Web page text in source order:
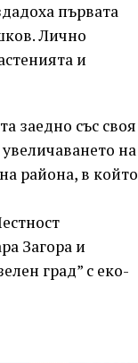
първата
Лично
и
заедно със своя
на
района, в който
Загора и
град” с еко-